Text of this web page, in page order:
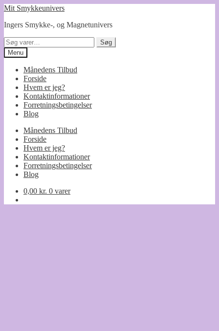
Spring
navigation
Spring
indhold
Mit Smykkeunivers
Ingers Smykke-, og Magnetunivers
Søg
efter:
Søg
Menu
Månedens Tilbud
Forside
Hvem er jeg?
Kontaktinformationer
Forretningsbetingelser
Blog
Månedens Tilbud
Forside
Hvem er jeg?
Kontaktinformationer
Forretningsbetingelser
Blog
0,00 kr. 0 varer